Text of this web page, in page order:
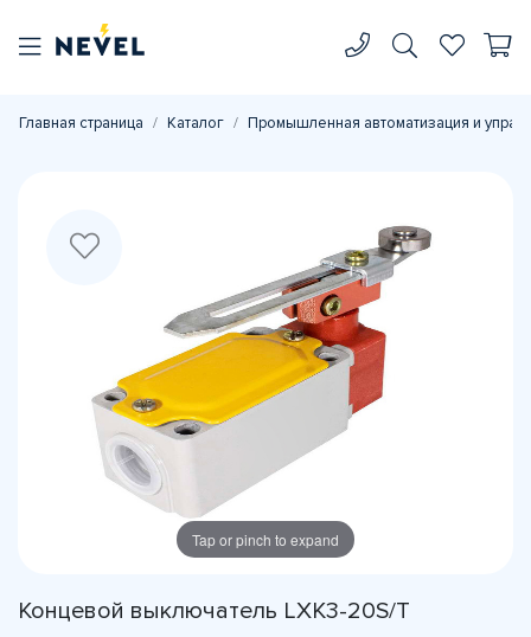
Главная страница Каталог Промышленная автоматизация и
Tap or pinch to expand
Концевой выключатель LXK3-20S/T